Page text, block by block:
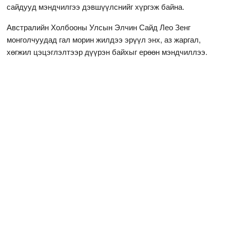
сайдууд мэндчилгээ дэвшүүлснийг хүргэж байна.
Австралийн Холбооны Улсын Элчин Сайд Лео Зенг
монголчуудад гал морин жилдээ эрүүл энх, аз жаргал,
хөгжил цэцэглэлтээр дүүрэн байхыг ерөөн мэндчиллээ.